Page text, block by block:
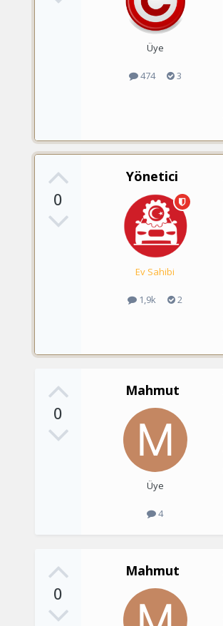
Üye
474 3
0
Yönetici
Ev Sahibi
1,9k 2
0
Mahmut
Üye
4
0
Mahmut